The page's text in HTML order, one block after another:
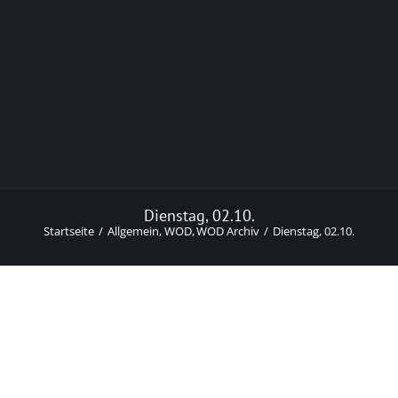
Dienstag, 02.10.
Startseite Allgemein WOD WOD Archiv Dienstag, 02.10.